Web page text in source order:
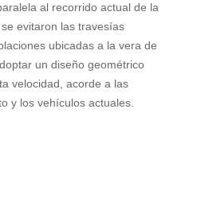
al recorrido actual de la
evitaron las travesías
ubicadas a la vera de
un diseño geométrico
velocidad, acorde a las
y los vehículos actuales.